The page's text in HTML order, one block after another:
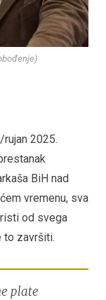
2025.
BiH nad
vremenu, sva
od svega
to završiti.
plate